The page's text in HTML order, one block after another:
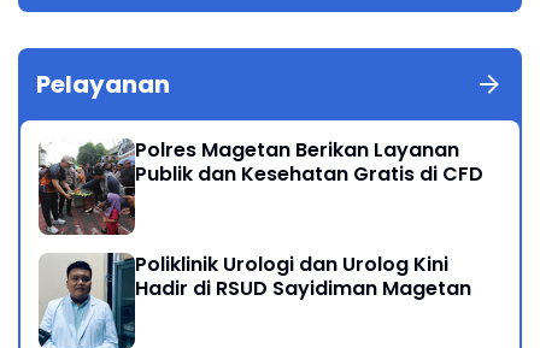
Pelayanan
Polres Magetan Berikan Layanan
Publik dan Kesehatan Gratis di CFD
Poliklinik Urologi dan Urolog Kini
Hadir di RSUD Sayidiman Magetan